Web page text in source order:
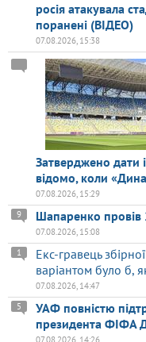
росія атакувала
поранені (ВІДЕО)
07.08.2026, 15:38
Затверджено дати
відомо, коли
07.08.2026, 15:29
Шапаренко
9
07.08.2026, 15:08
Екс-гравець
варіантом було б,
1
07.08.2026, 14:47
УАФ повністю
президента ФІФА
5